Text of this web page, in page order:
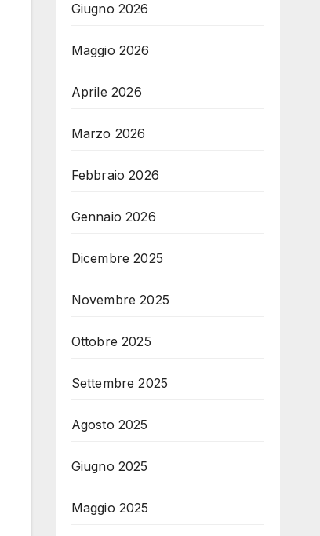
Giugno 2026
Maggio 2026
Aprile 2026
Marzo 2026
Febbraio 2026
Gennaio 2026
Dicembre 2025
Novembre 2025
Ottobre 2025
Settembre 2025
Agosto 2025
Giugno 2025
Maggio 2025